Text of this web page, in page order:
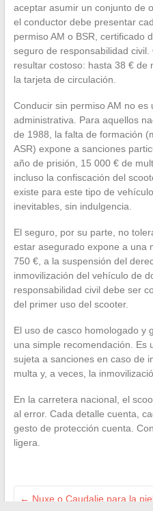
aceptar asumir un conjunto de
el conductor debe presentar
permiso AM o BSR, certificado
seguro de responsabilidad
resultar costoso: hasta 38 € de
la tarjeta de circulación.
Conducir sin permiso AM no es
administrativa. Para aquellos
de 1988, la falta de formación
ASR) expone a sanciones
año de prisión, 15 000 € de
incluso la confiscación del
existe para este tipo de
inevitables, sin indulgencia.
El seguro, por su parte, no
estar asegurado expone a una
750 €, a la suspensión del
inmovilización del vehículo de
responsabilidad civil debe ser
del primer uso del scooter.
El uso de casco homologado y
una simple recomendación. Es
sujeta a sanciones en caso de
multa y, a veces, la
En la carretera nacional, el
al error. Cada detalle cuenta,
gesto de protección cuenta.
ligera.
← Nuxe o Caudalie para la